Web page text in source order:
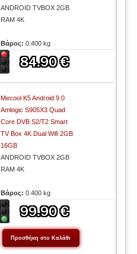
ANDROID TVBOX 2GB
RAM 4K
Βάρος:0.400 kg
Mecool K5 Android 9.0
Amlogic S905X3 Quad
Core DVB S2/T2 Smart
TV Box 4K Dual Wifi 2GB
16GB
ANDROID TVBOX 2GB
RAM 4K
Βάρος:0.400 kg